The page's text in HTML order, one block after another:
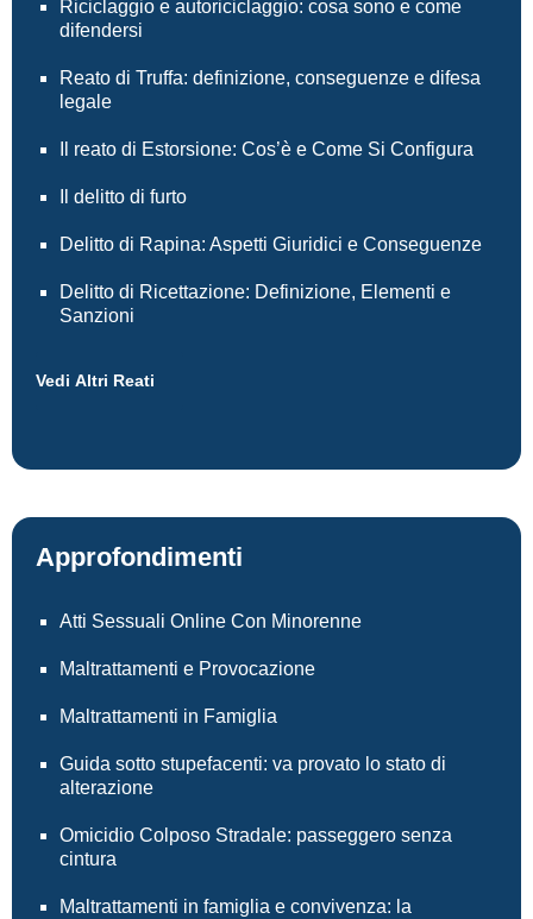
Riciclaggio e autoriciclaggio: cosa sono e come
difendersi
Reato di Truffa: definizione, conseguenze e difesa
legale
Il reato di Estorsione: Cos’è e Come Si Configura
Il delitto di furto
Delitto di Rapina: Aspetti Giuridici e Conseguenze
Delitto di Ricettazione: Definizione, Elementi e
Sanzioni
Vedi Altri Reati
Approfondimenti
Atti Sessuali Online Con Minorenne
Maltrattamenti e Provocazione
Maltrattamenti in Famiglia
Guida sotto stupefacenti: va provato lo stato di
alterazione
Omicidio Colposo Stradale: passeggero senza
cintura
Maltrattamenti in famiglia e convivenza: la